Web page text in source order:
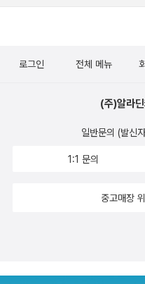
로그인 전체 메뉴
(주)알라
일반문의 (발신
1:1 문의
중고매장